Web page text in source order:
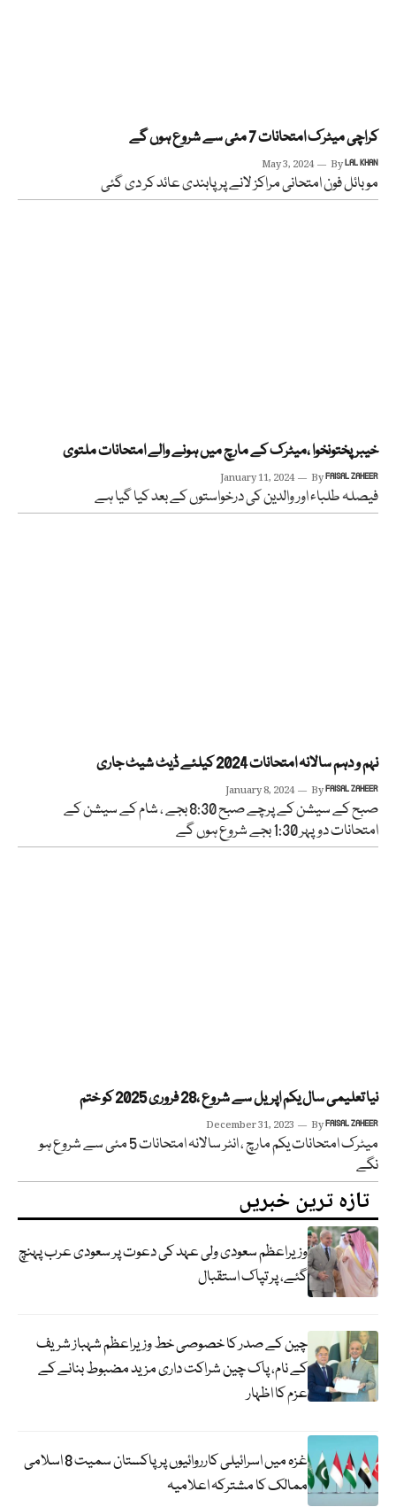
کراچی میٹرک امتحانات 7 مئی سے شروع ہوں گے
May 3, 2024 ByLAL KHAN
موبائل فون امتحانی مراکز لانے پر پابندی عائد کر دی گئی
خیبر پختونخوا ،میٹرک کے مارچ میں ہونے والے امتحانات ملتوی
January 11, 2024 ByFAISAL ZAHEER
فیصلہ طلباء اور والدین کی درخواستوں کے بعد کیا گیا ہے
نہم و دہم سالانہ امتحانات 2024 کیلئے ڈیٹ شیٹ جاری
January 8, 2024 ByFAISAL ZAHEER
صبح کے سیشن کے پرچے صبح 8:30 بجے ، شام کے سیشن کے
امتحانات دوپہر 1:30 بجے شروع ہوں گے
نیا تعلیمی سال یکم اپریل سے شروع ،28 فروری 2025 کو ختم
December 31, 2023 ByFAISAL ZAHEER
میٹرک امتحانات یکم مارچ ، انٹر سالانہ امتحانات 5 مئی سے شروع ہو
نگے
تازہ ترین خبریں
وزیراعظم سعودی ولی عہد کی دعوت پر سعودی عرب پہنچ
گئے، پر تپاک استقبال
چین کے صدر کا خصوصی خط وزیراعظم شہباز شریف
کے نام، پاک چین شراکت داری مزید مضبوط بنانے کے
عزم کا اظہار
غزہ میں اسرائیلی کارروائیوں پر پاکستان سمیت 8 اسلامی
ممالک کا مشترکہ اعلامیہ